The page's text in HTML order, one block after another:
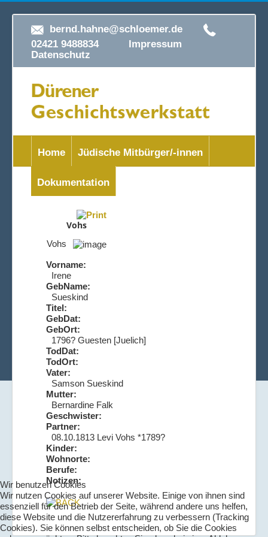
bernd.hahne@schloemer.de
02421 9488834 Impressum
Datenschutz
Home Jüdische Mitbürger/-innen
Dokumentation
Vohs
Vohs
Vorname:
Irene
GebName:
Sueskind
Titel:
GebDat:
GebOrt:
1796? Guesten [Juelich]
TodDat:
TodOrt:
Vater:
Samson Sueskind
Mutter:
Bernardine Falk
Geschwister:
Partner:
08.10.1813 Levi Vohs *1789?
Kinder:
Wohnorte:
Berufe:
Notizen:
Wir benutzen Cookies
Wir nutzen Cookies auf unserer Website. Einige von ihnen sind
essenziell für den Betrieb der Seite, während andere uns helfen,
diese Website und die Nutzererfahrung zu verbessern (Tracking
Cookies). Sie können selbst entscheiden, ob Sie die Cookies